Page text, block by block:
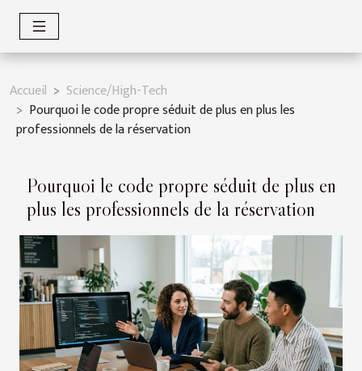
Accueil
Science/High-Tech
Pourquoi le code propre séduit de plus en plus les
professionnels de la réservation
Pourquoi le code propre séduit de plus en
plus les professionnels de la réservation